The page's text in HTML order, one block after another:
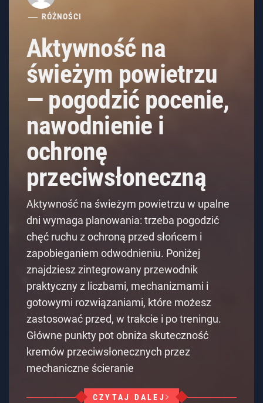
RÓŻNOŚCI
Aktywność na
świeżym powietrzu
— pogodzić pocenie,
nawodnienie i
ochronę
przeciwsłoneczną
Aktywność na świeżym powietrzu w upalne
dni wymaga planowania: trzeba pogodzić
chęć ruchu z ochroną przed słońcem i
zapobieganiem odwodnieniu. Poniżej
znajdziesz zintegrowany przewodnik
praktyczny z liczbami, mechanizmami i
gotowymi rozwiązaniami, które możesz
zastosować przed, w trakcie i po treningu.
Główne punkty pot obniża skuteczność
kremów przeciwsłonecznych przez
mechaniczne ścieranie
CZYTAJ DALEJ